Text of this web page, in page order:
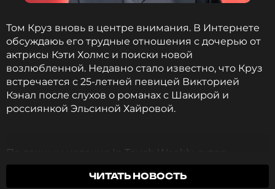
Том Круз вновь в центре внимания. В Интернете
обсуждаюь его трудные отношения с дочерью от
актрисы Кэти Холмс и поиски новой
возлюбленной. Недавно стало известно, что Круз
встречается с 25-летней певицей Викторией
Кэнал после слухов о романах с Шакирой и
россиянкой Эльсиной Хайровой.
По данным издания In Touch Weekly, актер
стремится завести еще одного ребенка и
планирует жить в Великобритании, чтобы
ЧИТАТЬ НОВОСТЬ